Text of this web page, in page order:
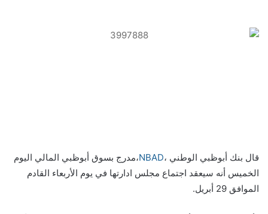
قال بنك أبوظبي الوطني ،NBAD،مدرج بسوق أبوظبي المالي اليوم
الخميس أنه سيعقد اجتماع مجلس ادارتها في يوم الأربعاء القادم
الموافق 29 أبريل.